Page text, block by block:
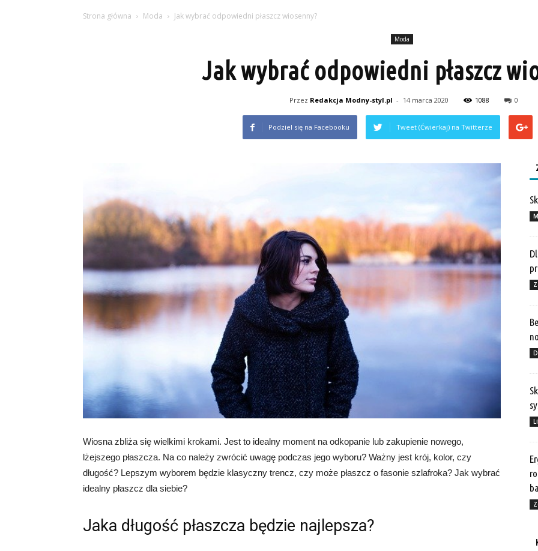
Strona główna Moda Jak wybrać odpowiedni płaszcz wiosenny?
Moda
Jak wybrać odpowiedni płaszcz
Przez Redakcja Modny-styl.pl - 14 marca 2020 1088 0
Podziel się na Facebooku Tweet (Ćwierkaj) na Twitterze
Wiosna zbliża się wielkimi krokami. Jest to idealny moment na odkopanie lub zakupienie nowego,
lżejszego płaszcza. Na co należy zwrócić uwagę podczas jego wyboru? Ważny jest krój, kolor, czy
długość? Lepszym wyborem będzie klasyczny trencz, czy może płaszcz o fasonie szlafroka? Jak wybrać
idealny płaszcz dla siebie?
Jaka długość płaszcza będzie najlepsza?